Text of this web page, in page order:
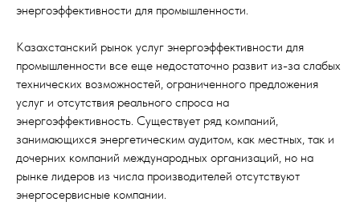
энергоэффективности для промышленности.
Казахстанский рынок услуг энергоэффективности для
промышленности все еще недостаточно развит из-за слабых
технических возможностей, ограниченного предложения
услуг и отсутствия реального спроса на
энергоэффективность. Существует ряд компаний,
занимающихся энергетическим аудитом, как местных, так и
дочерних компаний международных организаций, но на
рынке лидеров из числа производителей отсутствуют
энергосервисные компании.